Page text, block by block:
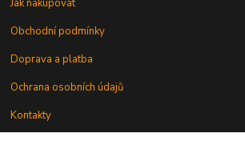
Jak nakupovat
Obchodní podmínky
Doprava a platba
Ochrana osobních údajů
Kontakty